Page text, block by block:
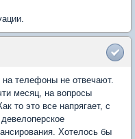
телефоны не отвечают.
месяц, на вопросы
то это все напрягает, с
Хотелось бы